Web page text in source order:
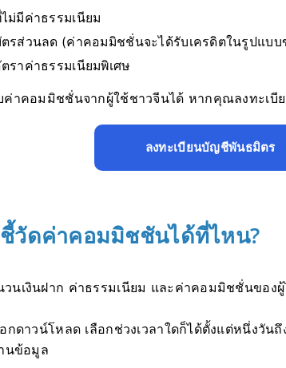
ม่มีค่าธรรมเนียม
รส่วนลด (ค่าคอมมิชชั่นจะได้รับเครดิตในรูปแบบ
ราค่าธรรมเนียมพิเศษ
าคอมมิชชั่นจากผู้ใช้ชาวจีนได้ หากคุณลงทะเบี
ลงทะเบียนบัญชีพันธมิตร
วัดค่าคอมมิชชันได้ที่ไหน?
นเงินฝาก ค่าธรรมเนียม และค่าคอมมิชชั่นของ
ดาวน์โหลด เลือกช่วงเวลาใดก็ได้ตั้งแต่หนึ่งวันถึ
นข้อมูล